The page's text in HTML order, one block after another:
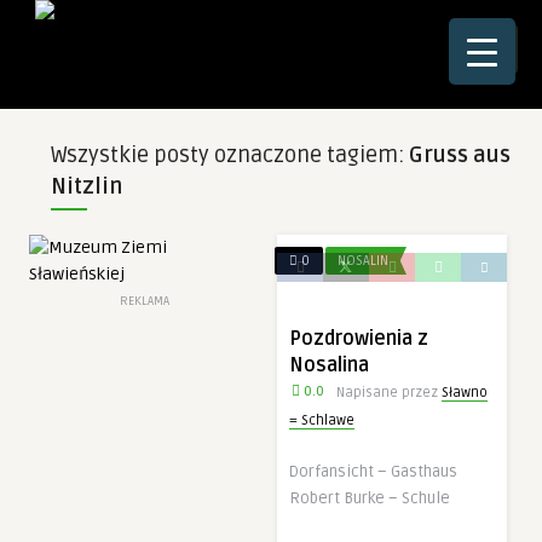
☰
Wszystkie posty oznaczone tagiem: Gruss aus
Nitzlin
REKLAMA
0 NOSALIN
Pozdrowienia z
Nosalina
0.0 Napisane przez Sławno
= Schlawe
Dorfansicht – Gasthaus
Robert Burke – Schule